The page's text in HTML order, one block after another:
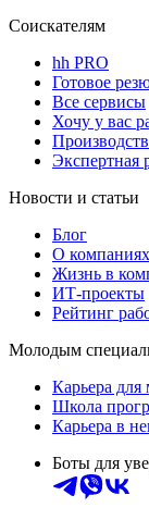
Соискателям
hh PRO
Готовое
Все сервисы
Хочу у вас
Экспертная
Новости и статьи
Блог
О
Жизнь в
ИТ-проекты
Рейтинг
Молодым
Карьера для
Школа
Карьера в
Боты для